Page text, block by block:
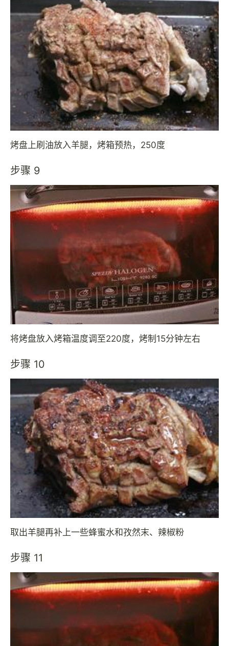
烤盘上刷油放入羊腿，烤箱预热，250度
步骤 9
将烤盘放入烤箱温度调至220度，烤制15分钟左右
步骤 10
取出羊腿再补上一些蜂蜜水和孜然末、辣椒粉
步骤 11